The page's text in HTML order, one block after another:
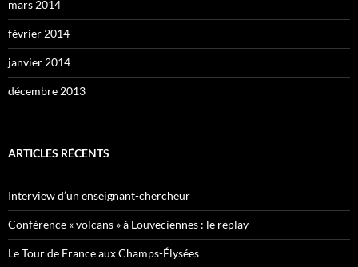
mars 2014
février 2014
janvier 2014
décembre 2013
ARTICLES RÉCENTS
Interview d’un enseignant-chercheur
Conférence « volcans » à Louveciennes : le replay
Le Tour de France aux Champs-Élysées